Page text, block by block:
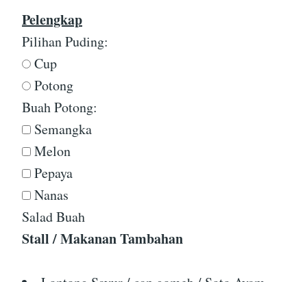
Pelengkap
Pilihan Puding:
Cup
Potong
Buah Potong:
Semangka
Melon
Pepaya
Nanas
Salad Buah
Stall / Makanan Tambahan